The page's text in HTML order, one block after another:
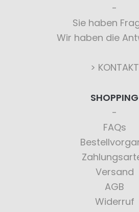
Sie haben
Wir haben die
> KONTAKT
SHOPPING
FAQs
Versand
AGB
Widerruf